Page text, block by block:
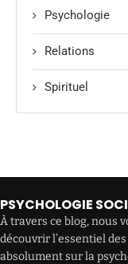
Psychologie
Relations
Spirituel
PSYCHOLOGIE
À travers ce blog, nous
découvrir l’essentiel
absolument sur la